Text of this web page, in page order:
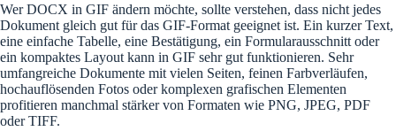
Wer DOCX in GIF ändern möchte, sollte verstehen, dass nicht jedes
Dokument gleich gut für das GIF-Format geeignet ist. Ein kurzer Text,
eine einfache Tabelle, eine Bestätigung, ein Formularausschnitt oder
ein kompaktes Layout kann in GIF sehr gut funktionieren. Sehr
umfangreiche Dokumente mit vielen Seiten, feinen Farbverläufen,
hochauflösenden Fotos oder komplexen grafischen Elementen
profitieren manchmal stärker von Formaten wie PNG, JPEG, PDF
oder TIFF.